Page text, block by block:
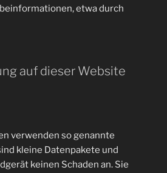
etwa durch
auf dieser Website
verwenden so genannte
kleine Datenpakete und
keinen Schaden an. Sie